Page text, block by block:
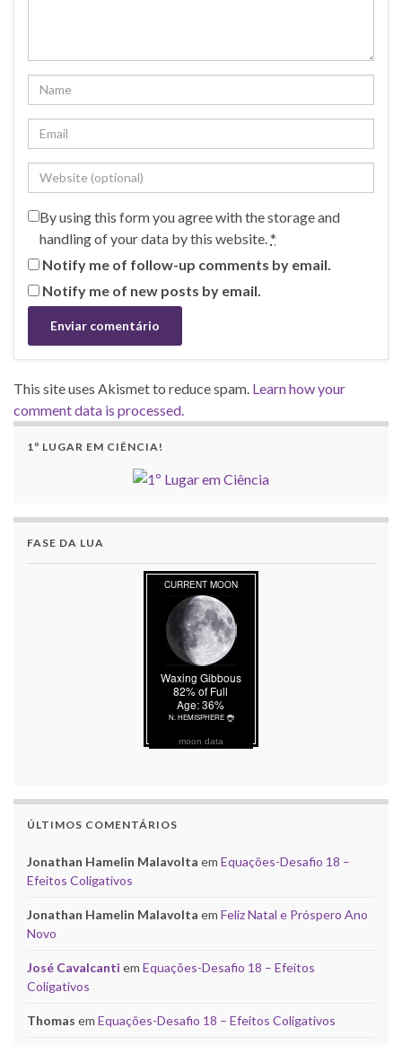
By using this form you agree with the storage and
handling of your data by this website. *
Notify me of follow-up comments by email.
Notify me of new posts by email.
This site uses Akismet to reduce spam. Learn how your
comment data is processed.
1º LUGAR EM CIÊNCIA!
FASE DA LUA
moon data
ÚLTIMOS COMENTÁRIOS
Jonathan Hamelin Malavolta em Equações-Desafio 18 –
Efeitos Coligativos
Jonathan Hamelin Malavolta em Feliz Natal e Próspero Ano
Novo
José Cavalcanti em Equações-Desafio 18 – Efeitos
Coligativos
Thomas em Equações-Desafio 18 – Efeitos Coligativos